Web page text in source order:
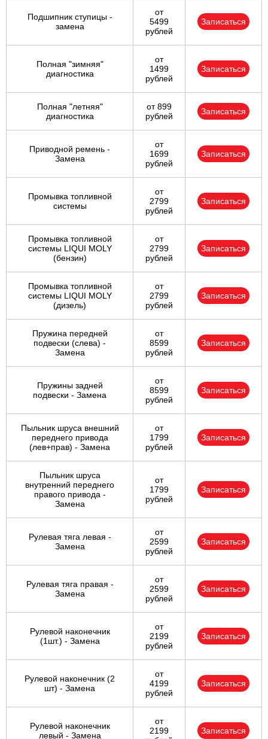
Подшипник ступицы -
замена
от
5499
рублей
Записаться
Полная "зимняя"
диагностика
от
1499
рублей
Записаться
Полная "летняя"
диагностика
от 899
рублей
Записаться
Приводной ремень -
Замена
от
1699
рублей
Записаться
Промывка топливной
системы
от
2799
рублей
Записаться
Промывка топливной
системы LIQUI MOLY
(бензин)
от
2799
рублей
Записаться
Промывка топливной
системы LIQUI MOLY
(дизель)
от
2799
рублей
Записаться
Пружина передней
подвески (слева) -
Замена
от
8599
рублей
Записаться
Пружины задней
подвески - Замена
от
8599
рублей
Записаться
Пыльник шруса внешний
переднего привода
(лев+прав) - Замена
от
1799
рублей
Записаться
Пыльник шруса
внутренний переднего
правого привода -
Замена
от
1799
рублей
Записаться
Рулевая тяга левая -
Замена
от
2599
рублей
Записаться
Рулевая тяга правая -
Замена
от
2599
рублей
Записаться
Рулевой наконечник
(1шт.) - Замена
от
2199
рублей
Записаться
Рулевой наконечник (2
шт) - Замена
от
4199
рублей
Записаться
Рулевой наконечник
левый - Замена
от
2199
Записаться